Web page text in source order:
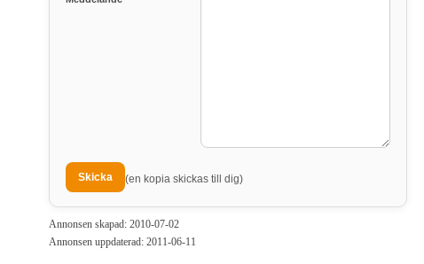
(en kopia skickas till dig)
Annonsen skapad: 2010-07-02
Annonsen uppdaterad: 2011-06-11